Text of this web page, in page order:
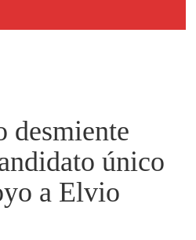
desmiente
único
a Elvio